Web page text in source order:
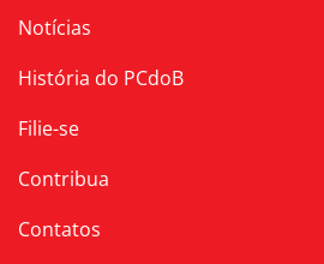
Notícias
História do PCdoB
Filie-se
Contribua
Contatos